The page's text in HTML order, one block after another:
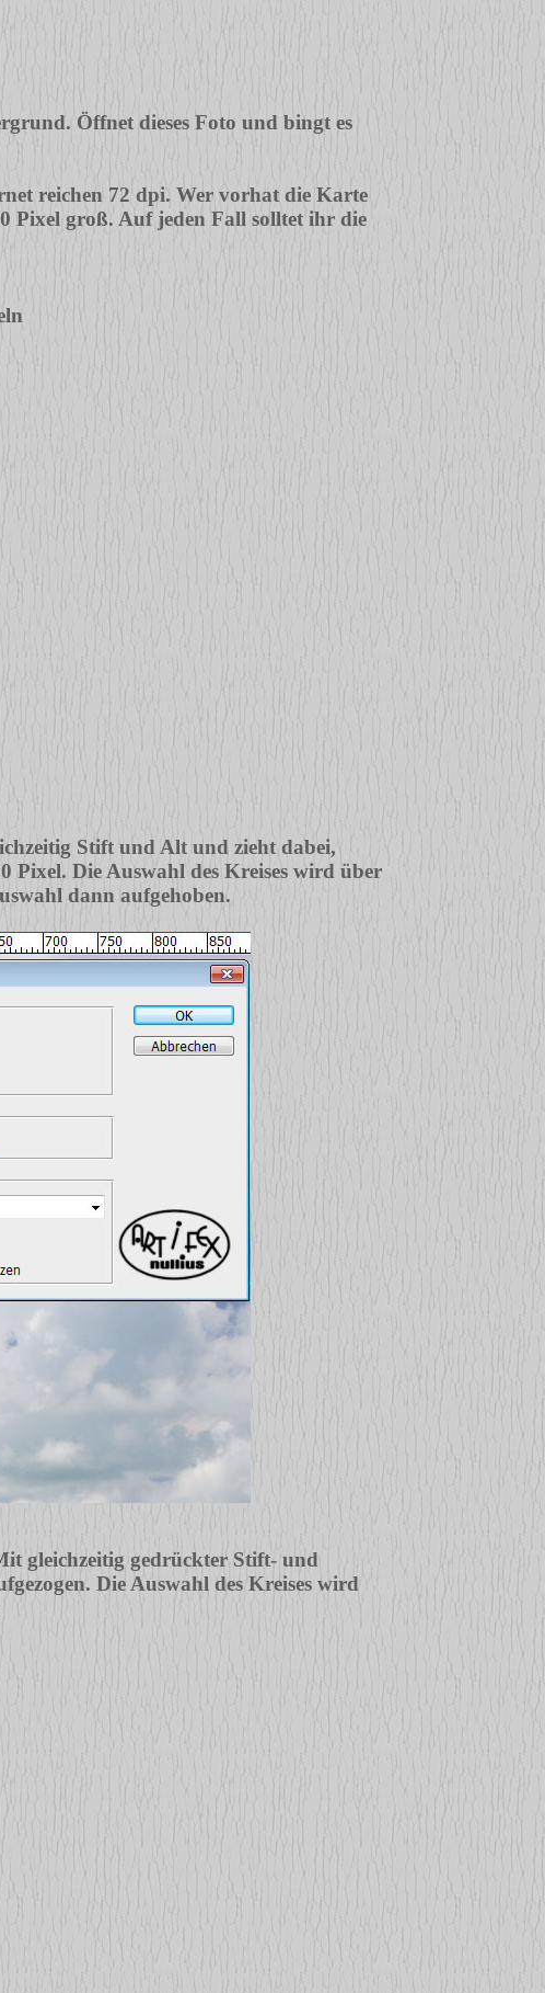
Öffnet dieses Foto und bingt es
reichen 72 dpi. Wer vorhat die Karte
Pixel groß. Auf jeden Fall solltet ihr die
Stift und Alt und zieht dabei,
Pixel. Die Auswahl des Kreises wird über
dann aufgehoben.
gleichzeitig gedrückter Stift- und
Die Auswahl des Kreises wird